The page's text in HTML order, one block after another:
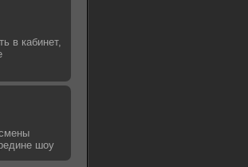
в кабинет,
шоу